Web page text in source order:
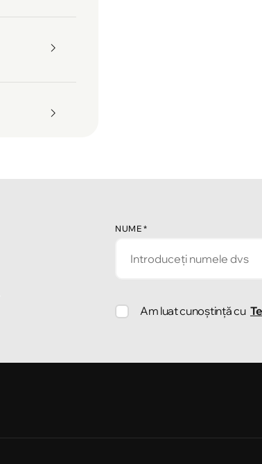
NUME *
Am luat cunoștință cu